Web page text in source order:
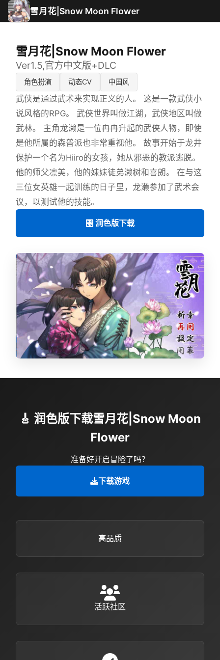
雪月花|Snow Moon Flower
雪月花|Snow Moon Flower
Ver1.5,官方中文版+DLC
角色扮演 动态CV 中国风
武侠是通过武术来实现正义的人。 这是一款武侠小
说风格的RPG。 武侠世界叫做江湖，武侠地区叫做
武林。 主角龙濑是一位冉冉升起的武侠人物，即使
是他所属的森普派也非常重视他。 故事开始于龙井
保护一个名为Hiiro的女孩，她从邪恶的教派逃脱。
他的师父凛美，他的妹妹徒弟濑树和喜朗。 在与这
三位女英雄一起训练的日子里，龙濑参加了武术会
议，以测试他的技能。
🎛️ 润色版下载
🎸 润色版下载雪月花|Snow Moon
Flower
准备好开启冒险了吗？
下载游戏
高品质
活跃社区